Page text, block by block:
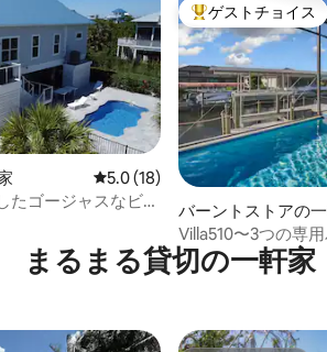
平均評価
レビュー18件、5つ星中5.0つ
5.0 (18)
たゴージャスなビー
大好評のゲストチ
ゲストチョイス
バーントストアの
Villa510〜3つの専
セス、温水スパ〜プ
まるまる貸切の一軒家